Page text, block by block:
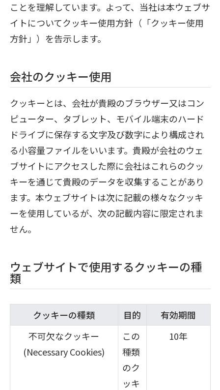
ことを理解しています。よって、当社は本ウェブサ
イトについてクッキー使用方針（「クッキー使用
方針」）を告示します。
会社のクッキー使用
クッキーとは、会社が貴殿のブラウザー又はコン
ピューター、タブレット、モバイル端末のハード
ドライブに保存する文字及び数字により構成され
る小容量ファイルをいいます。貴殿が会社のウェ
ブサイトにアクセスした際に会社はこれらのクッ
キーを通じて貴殿のデータを収集することがあり
ます。本ウェブサイトは次に記載の様々なクッキ
ーを使用しているが、次の記載内容に限定されま
せん。
ウェブサイトで使用するクッキーの種
類
クッキーの種類 目的
有効期間
不可欠なクッキー
(Necessary Cookies)
この
種類
のク
ッキ
10年